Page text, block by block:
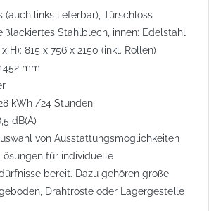
(auch links lieferbar), Türschloss
Stahlblech, innen: Edelstahl
H): 815 x 756 x 2150 (inkl. Rollen)
mm
kWh /24 Stunden
dB(A)
von Ausstattungsmöglichkeiten
für individuelle
bereit. Dazu gehören große
Drahtroste oder Lagergestelle